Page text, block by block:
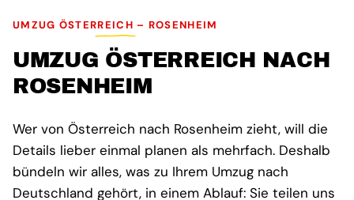
UMZUG ÖSTERREICH – ROSENHEIM
UMZUG ÖSTERREICH NACH
ROSENHEIM
Wer von Österreich nach Rosenheim zieht, will die
Details lieber einmal planen als mehrfach. Deshalb
bündeln wir alles, was zu Ihrem Umzug nach
Deutschland gehört, in einem Ablauf: Sie teilen uns